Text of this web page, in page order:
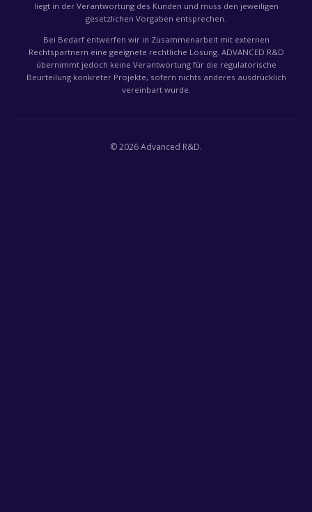
liegt in der Verantwortung des Kunden und muss den jeweiligen
gesetzlichen Vorgaben entsprechen.
Bei Bedarf entwerfen wir in Zusammenarbeit mit externen
Rechtspartnern eine geeignete rechtliche Lösung. ADVANCED R&D
übernimmt jedoch keine Verantwortung für die regulatorische
Beurteilung konkreter Projekte, sofern nichts anderes ausdrücklich
vereinbart wurde.
©2026Advanced R&D.